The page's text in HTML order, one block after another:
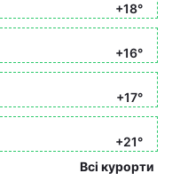
+18°
+16°
+17°
+21°
Всі курорти